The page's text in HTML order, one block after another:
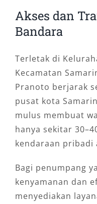
Akses dan
Bandara
Terletak di
Kecamatan
Pranoto berjarak
pusat kota
mulus membuat
hanya sekitar
kendaraan
Bagi penumpang
kenyamanan dan
menyediakan